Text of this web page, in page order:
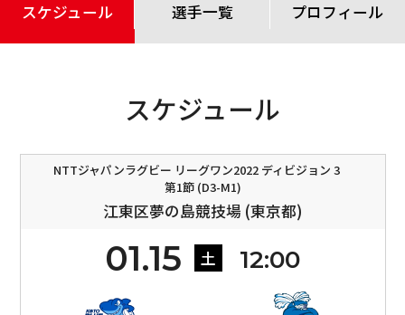
スケジュール 選手一覧 プロフィール
スケジュール
NTTジャパンラグビー リーグワン2022 ディビジョン 3
第1節 (D3-M1)
江東区夢の島競技場 (東京都)
01.15 土 12:00